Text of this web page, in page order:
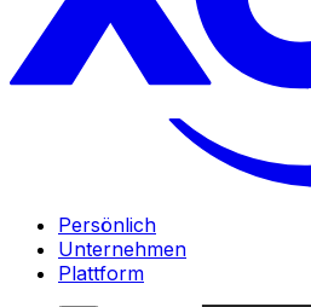
Persönlich
Unternehmen
Plattform